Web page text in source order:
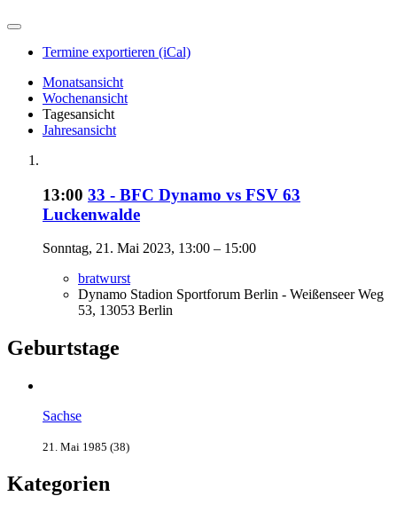
Termine exportieren (iCal)
Monatsansicht
Wochenansicht
Tagesansicht
Jahresansicht
13:00 33 - BFC Dynamo vs FSV 63
Luckenwalde
Sonntag, 21. Mai 2023, 13:00 – 15:00
bratwurst
Dynamo Stadion Sportforum Berlin - Weißenseer Weg
53, 13053 Berlin
Geburtstage
Sachse
21. Mai 1985 (38)
Kategorien